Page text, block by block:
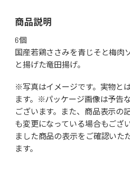
商品説明
6個
国産若鶏ささみを青じそと梅肉
と揚げた竜田揚げ。
※写真はイメージです。実物と
ます。※パッケージ画像は予告
ございます。また、商品表示の
も変更になっている場合もござ
ました商品の表示をご確認いた
ます。